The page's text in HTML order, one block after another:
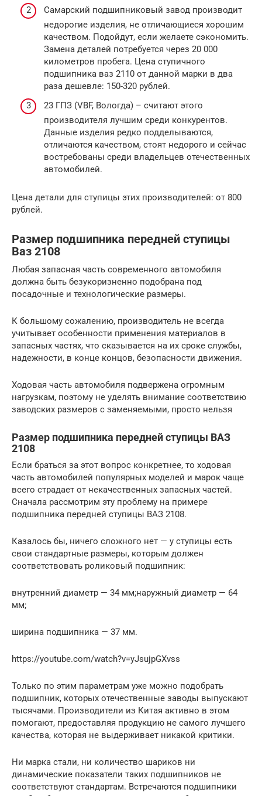
Самарский подшипниковый завод производит
недорогие изделия, не отличающиеся хорошим
качеством. Подойдут, если желаете сэкономить.
Замена деталей потребуется через 20 000
километров пробега. Цена ступичного
подшипника ваз 2110 от данной марки в два
раза дешевле: 150-320 рублей.
23 ГПЗ (VBF, Вологда) – считают этого
производителя лучшим среди конкурентов.
Данные изделия редко подделываются,
отличаются качеством, стоят недорого и сейчас
востребованы среди владельцев отечественных
автомобилей.
Цена детали для ступицы этих производителей: от 800
рублей.
Размер подшипника передней ступицы
Ваз 2108
Любая запасная часть современного автомобиля
должна быть безукоризненно подобрана под
посадочные и технологические размеры.
К большому сожалению, производитель не всегда
учитывает особенности применения материалов в
запасных частях, что сказывается на их сроке службы,
надежности, в конце концов, безопасности движения.
Ходовая часть автомобиля подвержена огромным
нагрузкам, поэтому не уделять внимание соответствию
заводских размеров с заменяемыми, просто нельзя
Размер подшипника передней ступицы ВАЗ
2108
Если браться за этот вопрос конкретнее, то ходовая
часть автомобилей популярных моделей и марок чаще
всего страдает от некачественных запасных частей.
Сначала рассмотрим эту проблему на примере
подшипника передней ступицы ВАЗ 2108.
Казалось бы, ничего сложного нет — у ступицы есть
свои стандартные размеры, которым должен
соответствовать роликовый подшипник:
внутренний диаметр — 34 мм;наружный диаметр — 64
мм;
ширина подшипника — 37 мм.
https://youtube.com/watch?v=yJsujpGXvss
Только по этим параметрам уже можно подобрать
подшипник, которых отечественные заводы выпускают
тысячами. Производители из Китая активно в этом
помогают, предоставляя продукцию не самого лучшего
качества, которая не выдерживает никакой критики.
Ни марка стали, ни количество шариков ни
динамические показатели таких подшипников не
соответствуют стандартам. Встречаются подшипники